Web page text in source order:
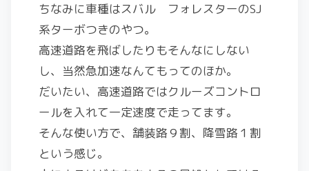
ちなみに車種はスバル フォレスターのSJ
系ターボつきのやつ。
高速道路を飛ばしたりもそんなにしない
し、当然急加速なんてもってのほか。
だいたい、高速道路ではクルーズコントロ
ールを入れて一定速度で走ってます。
そんな使い方で、舗装路９割、降雪路１割
という感じ。